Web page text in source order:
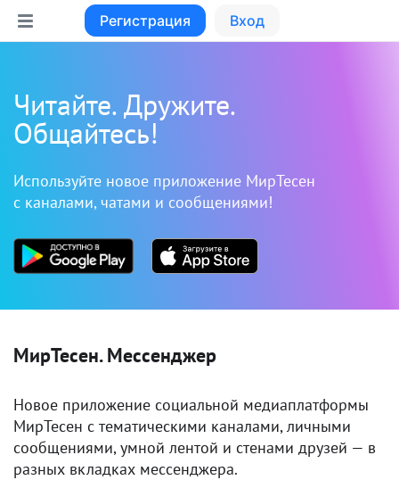
Регистрация Вход
Читайте. Дружите.
Общайтесь!
Используйте новое приложение МирТесен
с каналами, чатами и сообщениями!
МирТесен. Мессенджер
Новое приложение социальной медиаплатформы
МирТесен с тематическими каналами, личными
сообщениями, умной лентой и стенами друзей — в
разных вкладках мессенджера.